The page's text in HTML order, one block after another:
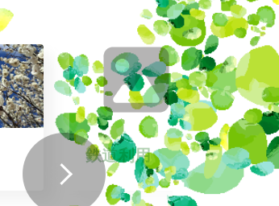
鉄道利用
ビ
会